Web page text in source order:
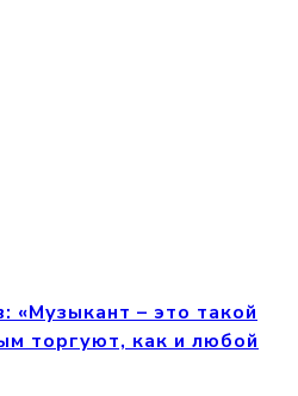
«Музыкант – это такой
торгуют, как и любой